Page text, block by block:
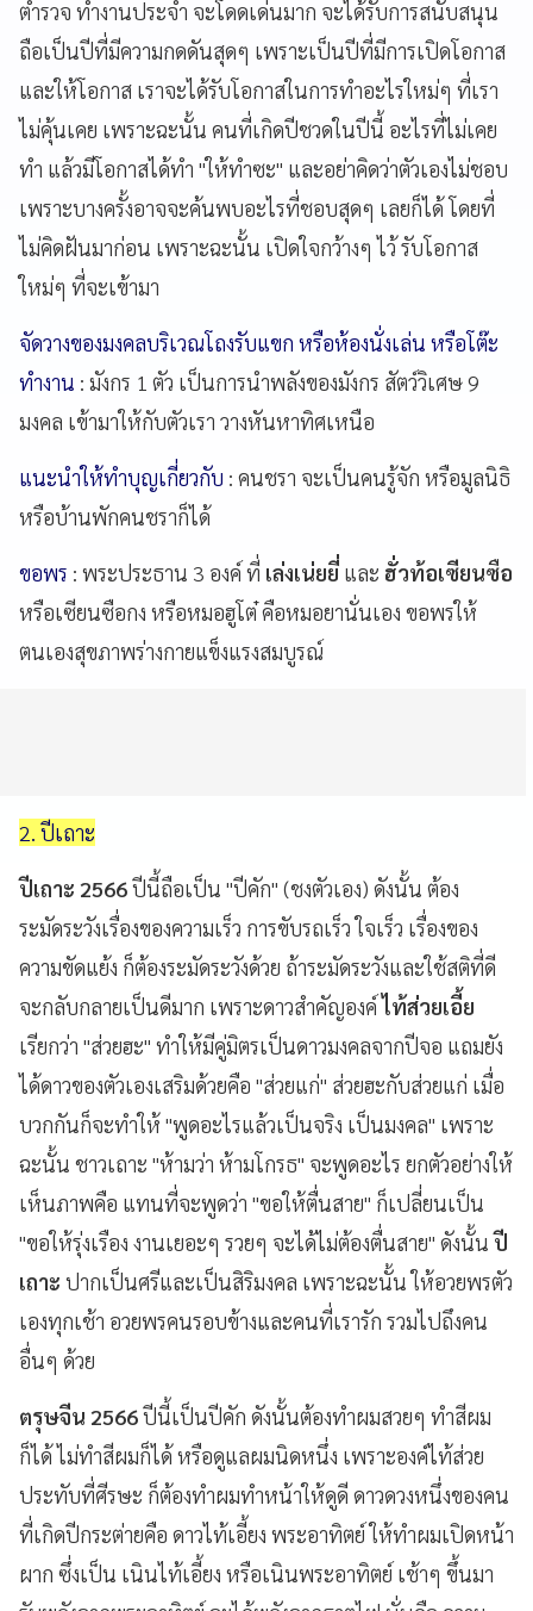
ตำรวจ ทำงานประจำ จะโดดเด่นมาก จะได้รับการสนับสนุน
ถือเป็นปีที่มีความกดดันสุดๆ เพราะเป็นปีที่มีการเปิดโอกาส
และให้โอกาส เราจะได้รับโอกาสในการทำอะไรใหม่ๆ ที่เรา
ไม่คุ้นเคย เพราะฉะนั้น คนที่เกิดปีชวดในปีนี้ อะไรที่ไม่เคย
ทำ แล้วมีโอกาสได้ทำ "ให้ทำซะ" และอย่าคิดว่าตัวเองไม่ชอบ
เพราะบางครั้งอาจจะค้นพบอะไรที่ชอบสุดๆ เลยก็ได้ โดยที่
ไม่คิดฝันมาก่อน เพราะฉะนั้น เปิดใจกว้างๆ ไว้ รับโอกาส
ใหม่ๆ ที่จะเข้ามา
จัดวางของมงคลบริเวณโถงรับแขก หรือห้องนั่งเล่น หรือโต๊ะ
ทำงาน : มังกร 1 ตัว เป็นการนำพลังของมังกร สัตว์วิเศษ 9
มงคล เข้ามาให้กับตัวเรา วางหันหาทิศเหนือ
แนะนำให้ทำบุญเกี่ยวกับ : คนชรา จะเป็นคนรู้จัก หรือมูลนิธิ
หรือบ้านพักคนชราก็ได้
ขอพร : พระประธาน 3 องค์ ที่ เล่งเน่ยยี่ และ ฮั่วท้อเซียนซือ
หรือเซียนซือกง หรือหมอฮูโต๋ คือหมอยานั่นเอง ขอพรให้
ตนเองสุขภาพร่างกายแข็งแรงสมบูรณ์
2. ปีเถาะ
ปีเถาะ 2566ปีนี้ถือเป็น "ปีคัก" (ชงตัวเอง) ดังนั้น ต้อง
ระมัดระวังเรื่องของความเร็ว การขับรถเร็ว ใจเร็ว เรื่องของ
ความขัดแย้ง ก็ต้องระมัดระวังด้วย ถ้าระมัดระวังและใช้สติที่ดี
จะกลับกลายเป็นดีมาก เพราะดาวสำคัญองค์ไท้ส่วยเอี้ย
เรียกว่า "ส่วยฮะ" ทำให้มีคู่มิตรเป็นดาวมงคลจากปีจอ แถมยัง
ได้ดาวของตัวเองเสริมด้วยคือ "ส่วยแก่" ส่วยฮะกับส่วยแก่ เมื่อ
บวกกันก็จะทำให้ "พูดอะไรแล้วเป็นจริง เป็นมงคล" เพราะ
ฉะนั้น ชาวเถาะ "ห้ามว่า ห้ามโกรธ" จะพูดอะไร ยกตัวอย่างให้
เห็นภาพคือ แทนที่จะพูดว่า "ขอให้ตื่นสาย" ก็เปลี่ยนเป็น
"ขอให้รุ่งเรือง งานเยอะๆ รวยๆ จะได้ไม่ต้องตื่นสาย" ดังนั้นปี
เถาะ ปากเป็นศรีและเป็นสิริมงคล เพราะฉะนั้น ให้อวยพรตัว
เองทุกเช้า อวยพรคนรอบข้างและคนที่เรารัก รวมไปถึงคน
อื่นๆ ด้วย
ตรุษจีน 2566ปีนี้เป็นปีคัก ดังนั้นต้องทำผมสวยๆ ทำสีผม
ก็ได้ ไม่ทำสีผมก็ได้ หรือดูแลผมนิดหนึ่ง เพราะองค์ไท้ส่วย
ประทับที่ศีรษะ ก็ต้องทำผมทำหน้าให้ดูดี ดาวดวงหนึ่งของคน
ที่เกิดปีกระต่ายคือ ดาวไท้เอี้ยง พระอาทิตย์ ให้ทำผมเปิดหน้า
ผาก ซึ่งเป็น เนินไท้เอี้ยง หรือเนินพระอาทิตย์ เช้าๆ ขึ้นมา